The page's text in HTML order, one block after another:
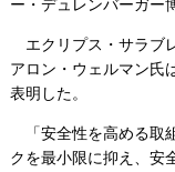
ー・デュレンバーガー
エクリプス・サラブ
アロン・ウェルマン氏
表明した。
「安全性を高める取
クを最小限に抑え、安